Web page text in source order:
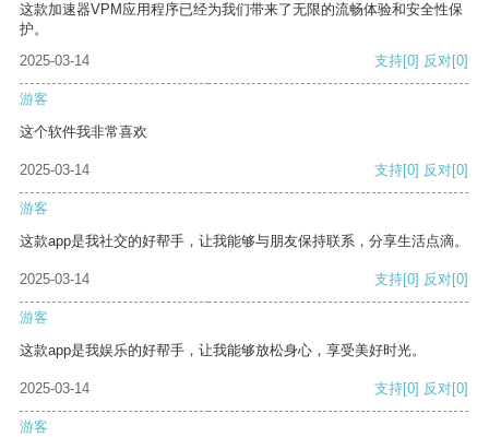
这款加速器VPM应用程序已经为我们带来了无限的流畅体验和安全性保
护。
2025-03-14
支持[0] 反对[0]
游客
这个软件我非常喜欢
2025-03-14 支持[0] 反对[0]
游客
这款app是我社交的好帮手，让我能够与朋友保持联系，分享生活点滴。
2025-03-14 支持[0] 反对[0]
游客
这款app是我娱乐的好帮手，让我能够放松身心，享受美好时光。
2025-03-14 支持[0] 反对[0]
游客